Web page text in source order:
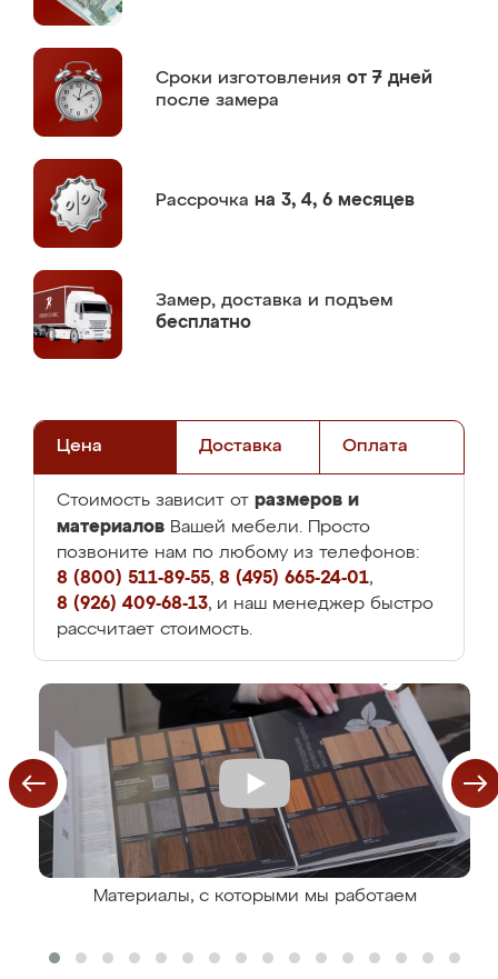
Сроки изготовления от 7 дней
после замера
Рассрочка на 3, 4, 6 месяцев
Замер, доставка и подъем
бесплатно
Цена Доставка Оплата
Стоимость зависит от размеров и
материалов Вашей мебели. Просто
позвоните нам по любому из телефонов:
8 (800) 511-89-55, 8 (495) 665-24-01,
8 (926) 409-68-13, и наш менеджер быстро
рассчитает стоимость.
Материалы, с которыми мы работаем